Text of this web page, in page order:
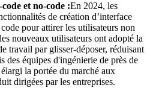
et no-code :En 2024, les
de création d’interface
pour attirer les utilisateurs non
nouveaux utilisateurs ont adopté la
travail par glisser-déposer, réduisant
des équipes d'ingénierie de près de
la portée du marché aux
dirigées par les entreprises.